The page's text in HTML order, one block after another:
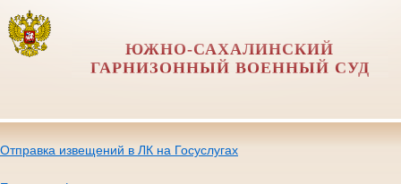
ЮЖНО-САХАЛИНСКИЙ
ГАРНИЗОННЫЙ ВОЕННЫЙ СУД
Отправка извещений в ЛК на Госуслугах